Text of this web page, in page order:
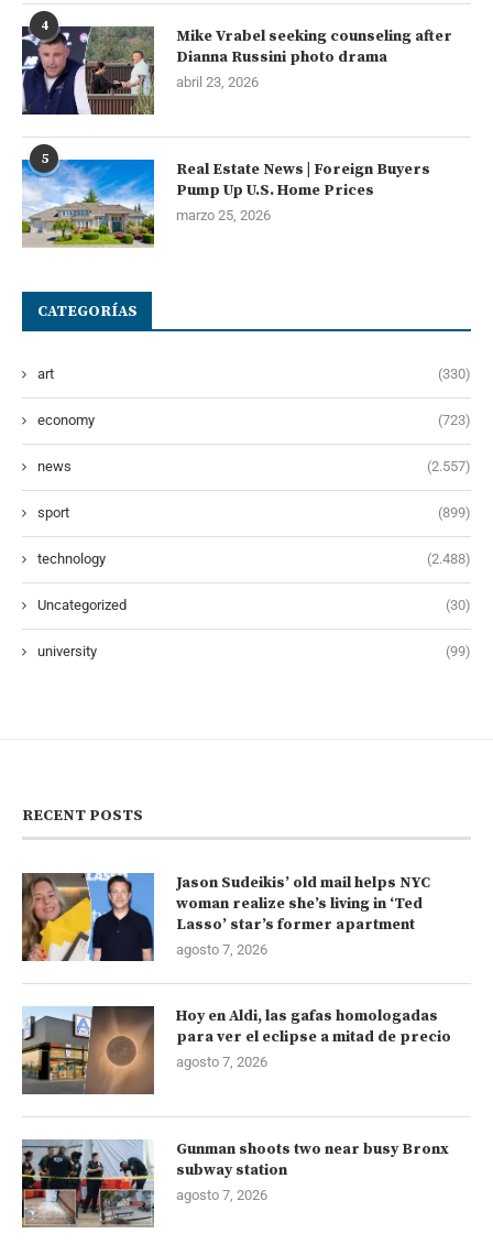
4
Mike Vrabel seeking counseling after
Dianna Russini photo drama
abril 23, 2026
5
Real Estate News | Foreign Buyers
Pump Up U.S. Home Prices
marzo 25, 2026
CATEGORÍAS
art (330)
economy (723)
news (2.557)
sport (899)
technology (2.488)
Uncategorized (30)
university (99)
RECENT POSTS
Jason Sudeikis’ old mail helps NYC
woman realize she’s living in ‘Ted
Lasso’ star’s former apartment
agosto 7, 2026
Hoy en Aldi, las gafas homologadas
para ver el eclipse a mitad de precio
agosto 7, 2026
Gunman shoots two near busy Bronx
subway station
agosto 7, 2026